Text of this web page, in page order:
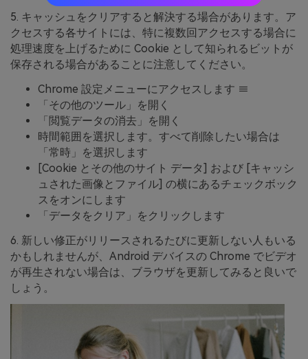
5. キャッシュをクリアすると解決する場合があります。ア
クセスする各サイトには、特に複数回アクセスする場合に
処理速度を上げるために Cookie として知られるビットが
保存される場合があることに注意してください。
Chrome 設定メニューにアクセスします ≡
「その他のツール」を開く
「閲覧データの消去」を開く
時間範囲を選択します。すべて削除したい場合は
「常時」を選択します
[Cookie とその他のサイト データ] および [キャッシ
ュされた画像とファイル] の横にあるチェックボック
スをオンにします
「データをクリア」をクリックします
6. 新しい修正がリリースされるたびに更新しない人もいる
かもしれませんが、Android デバイスの Chrome でビデオ
が再生されない場合は、ブラウザを更新してみると良いで
しょう。